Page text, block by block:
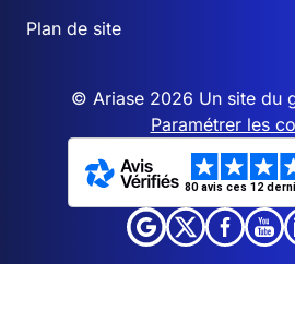
Plan de site
© Ariase 2026 Un site du
Paramétrer les
80 avis ces 12